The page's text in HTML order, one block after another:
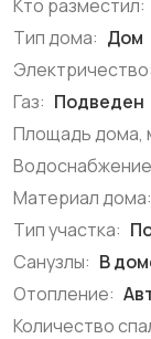
Кто разместил:
Тип дома: Дом
Электричество:
Газ: Подведен
Площадь дома,
Материал дома:
Тип участка:
Санузлы: В
Отопление:
Количество